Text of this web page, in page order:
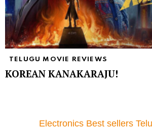
TELUGU MOVIE REVIEWS
KOREAN KANAKARAJU!
Electronics Best sellers